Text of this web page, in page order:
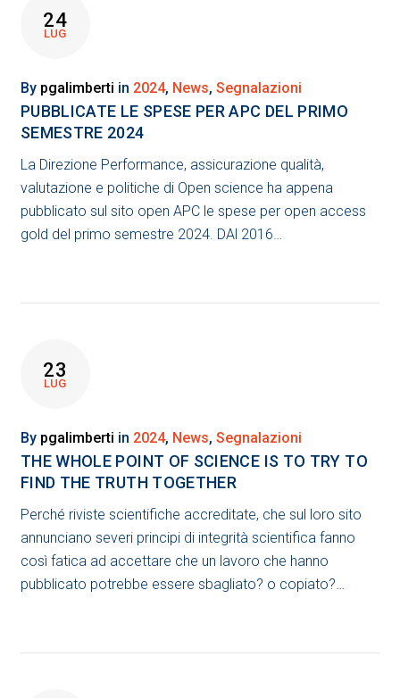
24
LUG
By pgalimberti in 2024, News, Segnalazioni
PUBBLICATE LE SPESE PER APC DEL PRIMO
SEMESTRE 2024
La Direzione Performance, assicurazione qualità,
valutazione e politiche di Open science ha appena
pubblicato sul sito open APC le spese per open access
gold del primo semestre 2024. DAl 2016…
23
LUG
By pgalimberti in 2024, News, Segnalazioni
THE WHOLE POINT OF SCIENCE IS TO TRY TO
FIND THE TRUTH TOGETHER
Perché riviste scientifiche accreditate, che sul loro sito
annunciano severi principi di integrità scientifica fanno
così fatica ad accettare che un lavoro che hanno
pubblicato potrebbe essere sbagliato? o copiato?…